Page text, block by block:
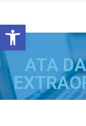
Barra de Ferramentas Aberta
ATA